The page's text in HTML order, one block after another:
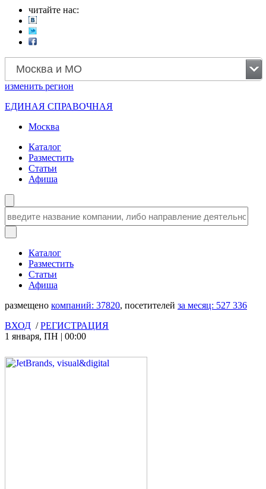
читайте нас:
Москва и МО
изменить регион
ЕДИНАЯ СПРАВОЧНАЯ
Москва
Каталог
Разместить
Статьи
Афиша
Каталог
Разместить
Статьи
Афиша
размещено компаний: 37820, посетителей за месяц: 527 336
ВХОД /РЕГИСТРАЦИЯ
1 января, ПН | 00:00